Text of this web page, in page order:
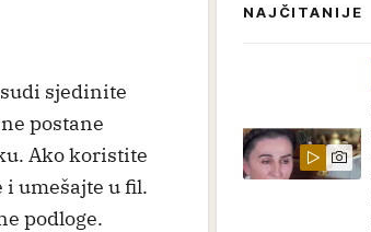
sjedinite
postane
Ako koristite
umešajte u fil.
podloge.
NAJČITANIJE